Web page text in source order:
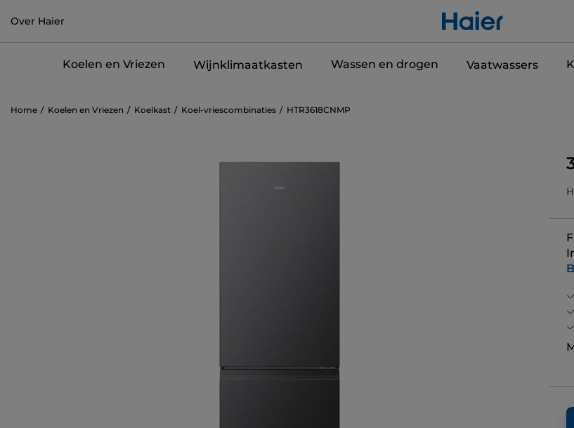
Over Haier
Koelen en Vriezen Wijnklimaatkasten Wassen en drogen Vaatwassers
Home Koelen en Vriezen Koelkast Koel-vriescombinaties HTR3618CNMP